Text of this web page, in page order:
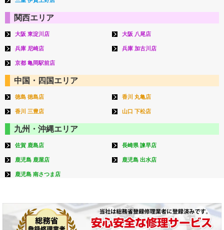
関西エリア
大阪 東淀川店 大阪 八尾店
兵庫 尼崎店 兵庫 加古川店
京都 亀岡駅前店
中国・四国エリア
徳島 徳島店 香川 丸亀店
香川 三豊店 山口 下松店
九州・沖縄エリア
佐賀 鹿島店 長崎県 諫早店
鹿児島 鹿屋店 鹿児島 出水店
鹿児島 南さつま店